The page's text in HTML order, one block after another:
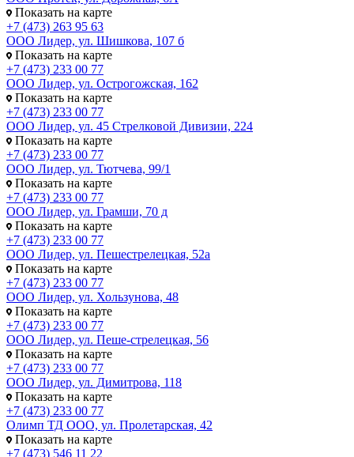
Показать на карте
+7 (473) 263 95 63
ООО Лидер, ул. Шишкова, 107 б
Показать на карте
+7 (473) 233 00 77
ООО Лидер, ул. Острогожская, 162
Показать на карте
+7 (473) 233 00 77
ООО Лидер, ул. 45 Стрелковой Дивизии, 224
Показать на карте
+7 (473) 233 00 77
ООО Лидер, ул. Тютчева, 99/1
Показать на карте
+7 (473) 233 00 77
ООО Лидер, ул. Грамши, 70 д
Показать на карте
+7 (473) 233 00 77
ООО Лидер, ул. Пешестрелецкая, 52а
Показать на карте
+7 (473) 233 00 77
ООО Лидер, ул. Хользунова, 48
Показать на карте
+7 (473) 233 00 77
ООО Лидер, ул. Пеше-стрелецкая, 56
Показать на карте
+7 (473) 233 00 77
ООО Лидер, ул. Димитрова, 118
Показать на карте
+7 (473) 233 00 77
Олимп ТД ООО, ул. Пролетарская, 42
Показать на карте
+7 (473) 546 11 22